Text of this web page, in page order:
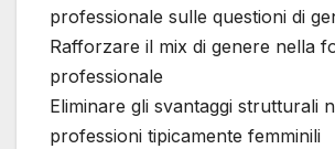
professionale sulle questioni di
Rafforzare il mix di genere nella
professionale
Eliminare gli svantaggi strutturali
professioni tipicamente femminili